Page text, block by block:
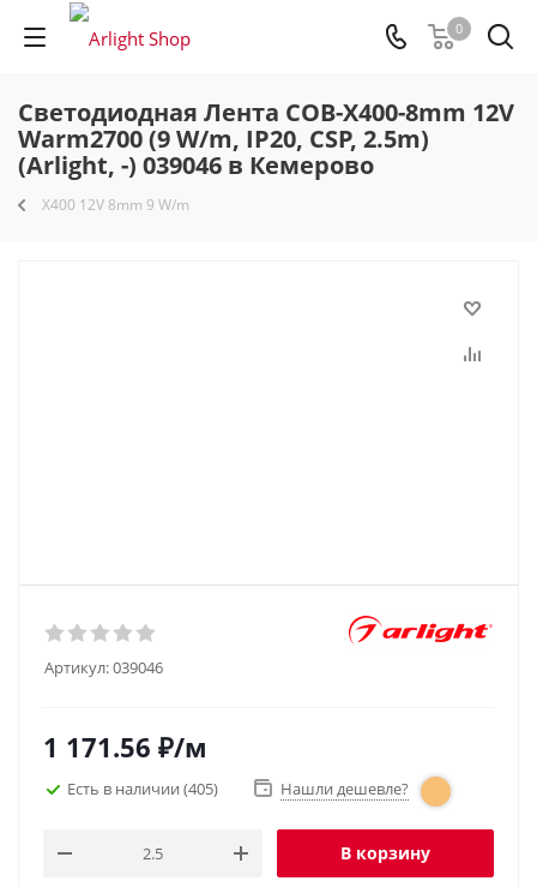
0
Светодиодная Лента COB-X400-8mm 12V
Warm2700 (9 W/m, IP20, CSP, 2.5m)
(Arlight, -) 039046 в Кемерово
X400 12V 8mm 9 W/m
Артикул:039046
1 171.56 ₽/м
Есть в наличии (405) Нашли дешевле?
В корзину